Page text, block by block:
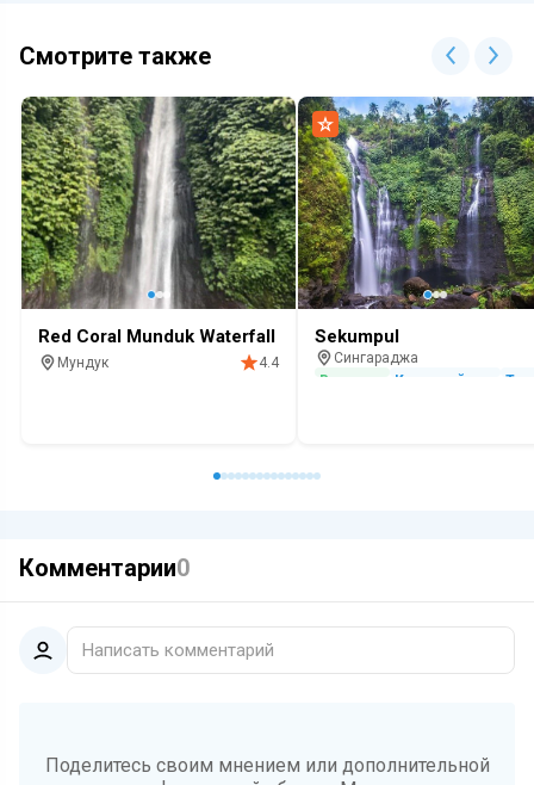
Смотрите также
Red Coral Munduk Waterfall
Мундук
4.4
Sekumpul
Сингараджа
Водопад
Красивый вид Топ
Комментарии0
Написать комментарий
Поделитесь своим мнением или дополнительной